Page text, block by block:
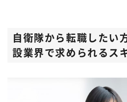
自衛隊から転職したい
設業界で求められるス